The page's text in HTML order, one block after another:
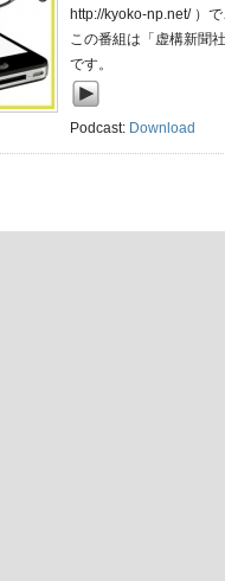
http://kyoko-np.net/ ）で
この番組は「虚構新聞
です。
Podcast: Download